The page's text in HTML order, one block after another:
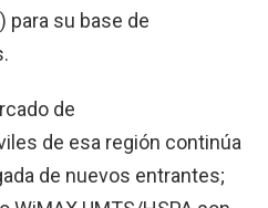
para su base de
de
de esa región continúa
de nuevos entrantes;